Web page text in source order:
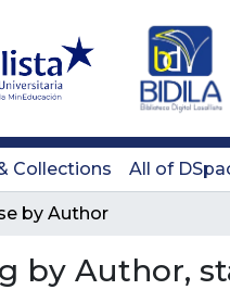
Collections All of
by Author
by Author,